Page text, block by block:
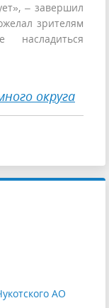
– завершил
зрителям
округа
АО